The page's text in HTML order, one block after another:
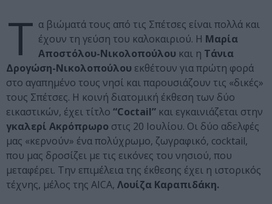
Τ α βιώματά τους από τις Σπέτσες είναι πολλά και
έχουν τη γεύση του καλοκαιριού. Η Μαρία
Αποστόλου-Νικολοπούλου και η Τάνια
Δρογώση-Νικολοπούλου εκθέτουν για πρώτη φορά
στο αγαπημένο τους νησί και παρουσιάζουν τις «δικές»
τους Σπέτσες. Η κοινή διατομική έκθεση των δύο
εικαστικών, έχει τίτλο “Coctail” και εγκαινιάζεται στην
γκαλερί Ακρόπρωρο στις 20 Ιουλίου. Οι δύο αδελφές
μας «κερνούν» ένα πολύχρωμο, ζωγραφικό, cocktail,
που μας δροσίζει με τις εικόνες του νησιού, που
μεταφέρει. Την επιμέλεια της έκθεσης έχει η ιστορικός
τέχνης, μέλος της AICA, Λουίζα Καραπιδάκη.